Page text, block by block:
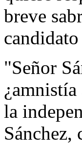
breve
"Señor
la
Sánchez,